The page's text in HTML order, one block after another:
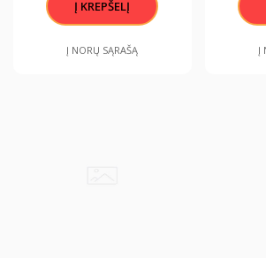
Į NORŲ SĄRAŠĄ Į